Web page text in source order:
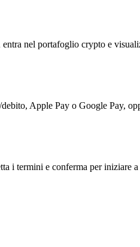
nel portafoglio crypto e
Apple Pay o Google Pay,
i termini e conferma per iniziare